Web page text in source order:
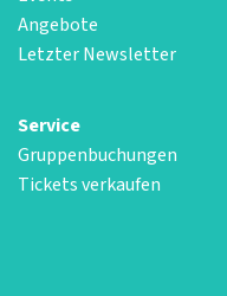
Angebote
Letzter Newsletter
Service
Gruppenbuchungen
Tickets verkaufen